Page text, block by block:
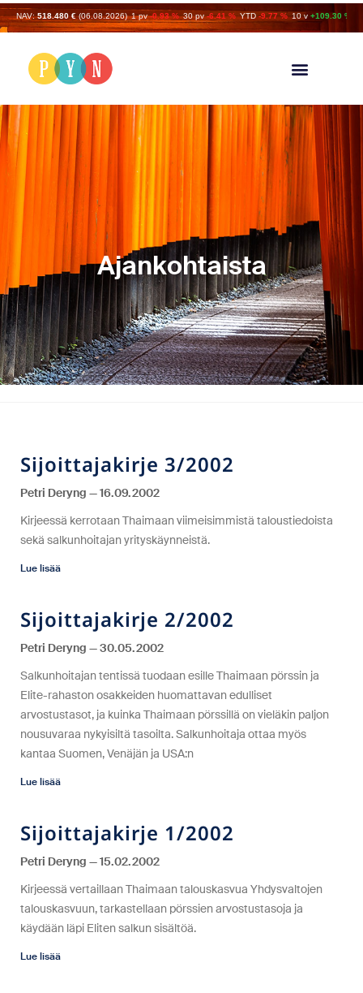
NAV: 518.480 € (06.08.2026) 1 pv -0.93 % 30 pv -6.41 % YTD -9.77 % 10 v +109.30 %
Ajankohtaista
Sijoittajakirje 3/2002
Petri Deryng
16.09.2002
Kirjeessä kerrotaan Thaimaan viimeisimmistä taloustiedoista
sekä salkunhoitajan yrityskäynneistä.
Lue lisää
Sijoittajakirje 2/2002
Petri Deryng
30.05.2002
Salkunhoitajan tentissä tuodaan esille Thaimaan pörssin ja
Elite-rahaston osakkeiden huomattavan edulliset
arvostustasot, ja kuinka Thaimaan pörssillä on vieläkin paljon
nousuvaraa nykyisiltä tasoilta. Salkunhoitaja ottaa myös
kantaa Suomen, Venäjän ja USA:n
Lue lisää
Sijoittajakirje 1/2002
Petri Deryng
15.02.2002
Kirjeessä vertaillaan Thaimaan talouskasvua Yhdysvaltojen
talouskasvuun, tarkastellaan pörssien arvostustasoja ja
käydään läpi Eliten salkun sisältöä.
Lue lisää